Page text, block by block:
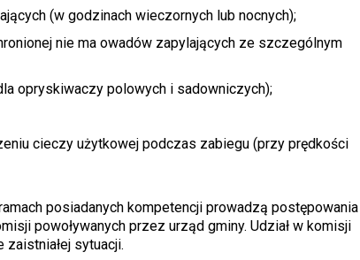
(w godzinach wieczornych lub nocnych);
nie ma owadów zapylających ze szczególnym
opryskiwaczy polowych i sadowniczych);
cieczy użytkowej podczas zabiegu (przy prędkości
posiadanych kompetencji prowadzą postępowania
powoływanych przez urząd gminy. Udział w komisji
sytuacji.